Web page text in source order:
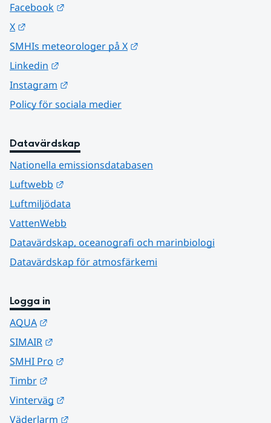
Facebook
X
SMHIs meteorologer på X
Linkedin
Instagram
Policy för sociala medier
Datavärdskap
Nationella emissionsdatabasen
Luftwebb
Luftmiljödata
VattenWebb
Datavärdskap, oceanografi och marinbiologi
Datavärdskap för atmosfärkemi
Logga in
AQUA
SIMAIR
SMHI Pro
Timbr
Vinterväg
Väderlarm